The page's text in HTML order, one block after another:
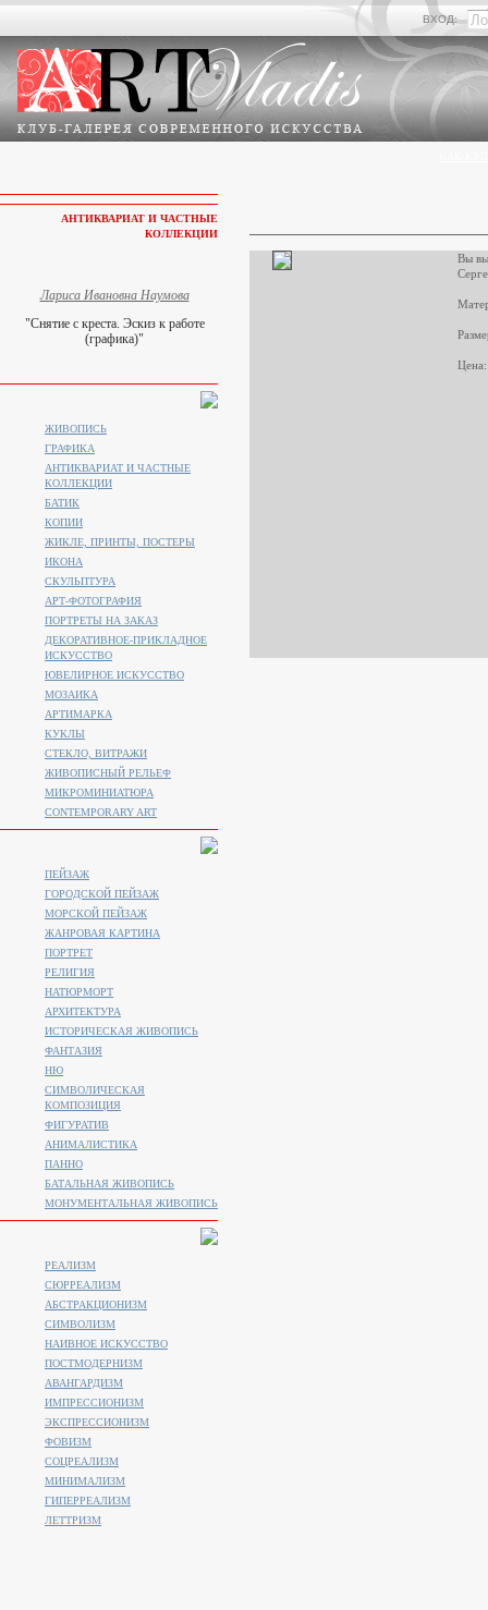
ВХОД:
Вы
АНТИКВАРИАТ И ЧАСТНЫЕ
КОЛЛЕКЦИИ
Лариса Ивановна Наумова
"Снятие с креста. Эскиз к работе
(графика)"
ЖИВОПИСЬ
ГРАФИКА
АНТИКВАРИАТ И ЧАСТНЫЕ
КОЛЛЕКЦИИ
БАТИК
КОПИИ
ЖИКЛЕ, ПРИНТЫ, ПОСТЕРЫ
ИКОНА
СКУЛЬПТУРА
АРТ-ФОТОГРАФИЯ
ПОРТРЕТЫ НА ЗАКАЗ
ДЕКОРАТИВНОЕ-ПРИКЛАДНОЕ
ИСКУССТВО
ЮВЕЛИРНОЕ ИСКУССТВО
МОЗАИКА
АРТИМАРКА
КУКЛЫ
СТЕКЛО, ВИТРАЖИ
ЖИВОПИСНЫЙ РЕЛЬЕФ
МИКРОМИНИАТЮРА
CONTEMPORARY ART
ПЕЙЗАЖ
ГОРОДСКОЙ ПЕЙЗАЖ
МОРСКОЙ ПЕЙЗАЖ
ЖАНРОВАЯ КАРТИНА
ПОРТРЕТ
РЕЛИГИЯ
НАТЮРМОРТ
АРХИТЕКТУРА
ИСТОРИЧЕСКАЯ ЖИВОПИСЬ
ФАНТАЗИЯ
НЮ
СИМВОЛИЧЕСКАЯ
КОМПОЗИЦИЯ
ФИГУРАТИВ
АНИМАЛИСТИКA
ПАННО
БАТАЛЬНАЯ ЖИВОПИСЬ
МОНУМЕНТАЛЬНАЯ ЖИВОПИСЬ
РЕАЛИЗМ
СЮРРЕАЛИЗМ
АБСТРАКЦИОНИЗМ
СИМВОЛИЗМ
НАИВНОЕ ИСКУССТВО
ПОСТМОДЕРНИЗМ
АВАНГАРДИЗМ
ИМПРЕССИОНИЗМ
ЭКСПРЕССИОНИЗМ
ФОВИЗМ
СОЦРЕАЛИЗМ
МИНИМАЛИЗМ
ГИПЕРРЕАЛИЗМ
ЛЕТТРИЗМ